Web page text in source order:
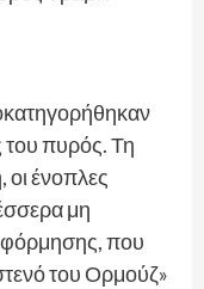
του πυρός. Τη
οι ένοπλες
μη
που
του Ορμούζ»